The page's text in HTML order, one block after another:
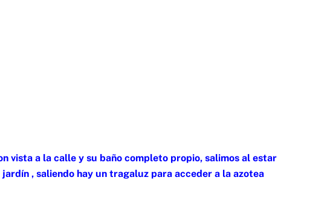
vista a la calle y su baño completo propio, salimos al estar
, saliendo hay un tragaluz para acceder a la azotea